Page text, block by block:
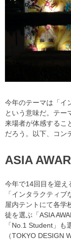
今年のテーマは「イ
という意味だ。テー
来場者が体感するこ
だろう。以下、コン
ASIA
今年で14回目を迎え
「インタラクティ
屋内テントにて各学
徒を選ぶ「ASIA
「No.1 Student」
（TOKYO DESIGN